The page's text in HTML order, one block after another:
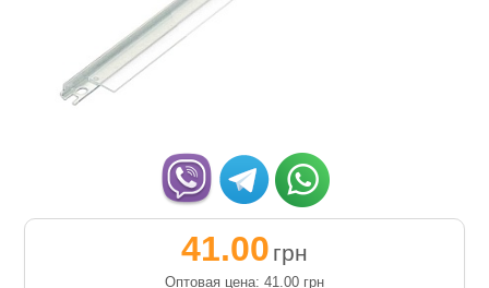
41.00 грн
Оптовая цена: 41.00 грн